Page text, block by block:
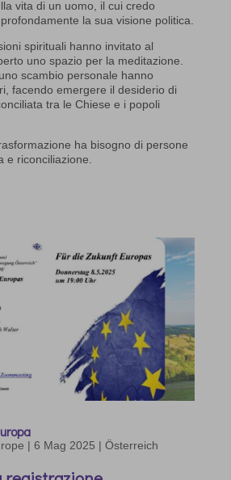
vita di un uomo, il cui credo
la sua visione politica.
spirituali hanno invitato al
uno spazio per la meditazione.
scambio personale hanno
facendo emergere il desiderio di
tra le Chiese e i popoli
ha bisogno di persone
e riconciliazione.
| 6 Mag 2025 | Österreich